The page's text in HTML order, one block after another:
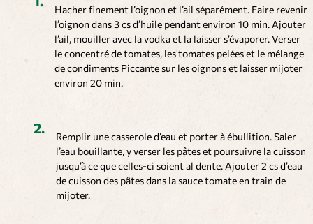
Hacher finement l’oignon et l’ail séparément. Faire revenir
l’oignon dans 3 cs d’huile pendant environ 10 min. Ajouter
l’ail, mouiller avec la vodka et la laisser s’évaporer. Verser
le concentré de tomates, les tomates pelées et le mélange
de condiments Piccante sur les oignons et laisser mijoter
environ 20 min.
Remplir une casserole d’eau et porter à ébullition. Saler
l’eau bouillante, y verser les pâtes et poursuivre la cuisson
jusqu’à ce que celles-ci soient al dente. Ajouter 2 cs d’eau
de cuisson des pâtes dans la sauce tomate en train de
mijoter.